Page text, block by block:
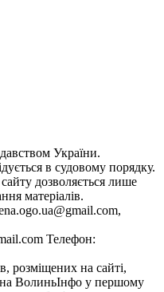
України.
в судовому порядку.
дозволяється лише
матеріалів.
Телефон:
розміщених на сайті,
на ВолиньІнфо у першому